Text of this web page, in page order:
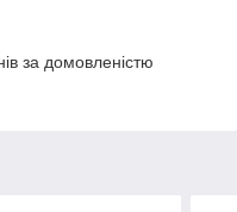
за домовленістю